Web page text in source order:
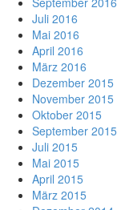
Juli 2016
Mai 2016
April 2016
März 2016
Dezember 2015
November 2015
Oktober 2015
September 2015
Juli 2015
Mai 2015
April 2015
März 2015